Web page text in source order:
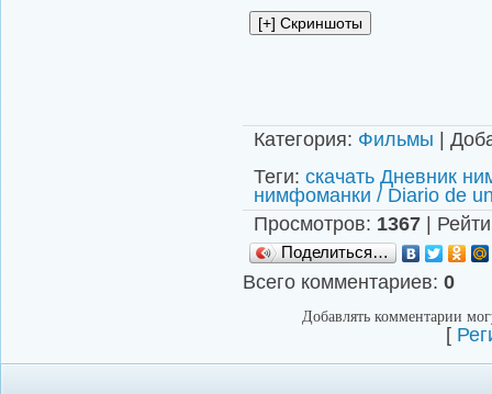
Категория: Фильмы
Теги: скачать Дневник
нимфоманки / Diario de
Просмотров: 1367
Поделиться…
Всего комментариев: 0
Добавлять комментарии
[